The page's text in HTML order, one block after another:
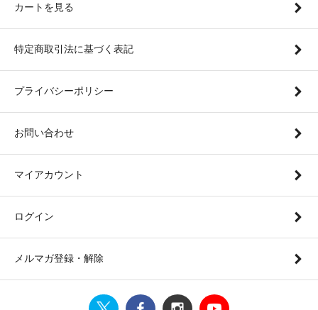
カートを見る
特定商取引法に基づく表記
プライバシーポリシー
お問い合わせ
マイアカウント
ログイン
メルマガ登録・解除